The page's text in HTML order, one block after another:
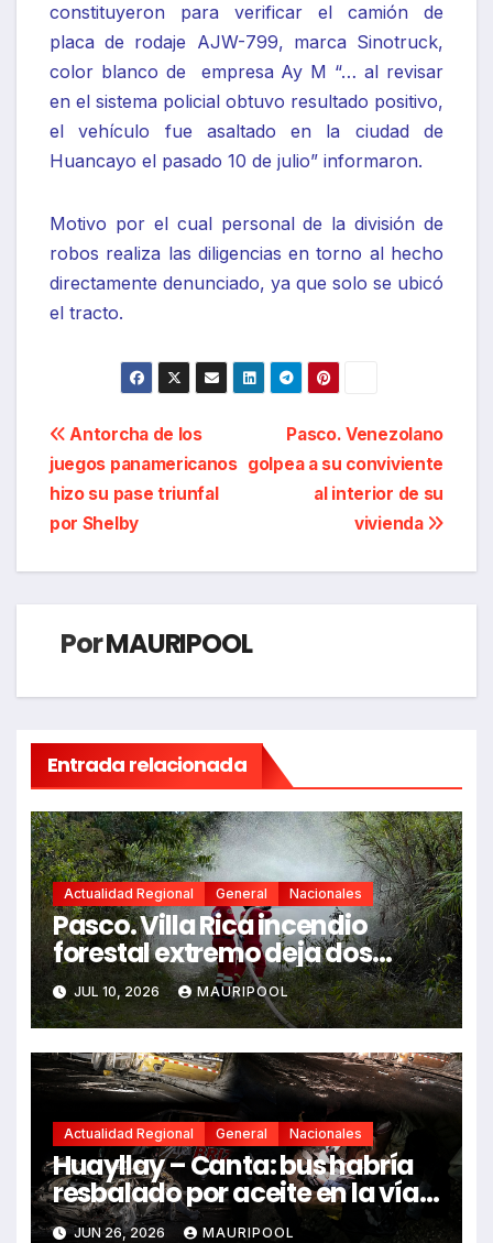
constituyeron para verificar el camión de
placa de rodaje AJW-799, marca Sinotruck,
color blanco de empresa Ay M “… al revisar
en el sistema policial obtuvo resultado positivo,
el vehículo fue asaltado en la ciudad de
Huancayo el pasado 10 de julio” informaron.
Motivo por el cual personal de la división de
robos realiza las diligencias en torno al hecho
directamente denunciado, ya que solo se ubicó
el tracto.
Navegación
de
entradas
Pasco. Venezolano
golpea a su conviviente
al interior de su
vivienda
Antorcha de los
juegos panamericanos
hizo su pase triunfal
por Shelby
PorMAURIPOOL
Entrada relacionada
Actualidad Regional General Nacionales
Pasco. Villa Rica incendio
forestal extremo deja dos
fallecidos y heridos
JUL 10, 2026 MAURIPOOL
Actualidad Regional General Nacionales
Huayllay – Canta: bus habría
resbalado por aceite en la vía e
impactó auto siniestrado
JUN 26, 2026 MAURIPOOL